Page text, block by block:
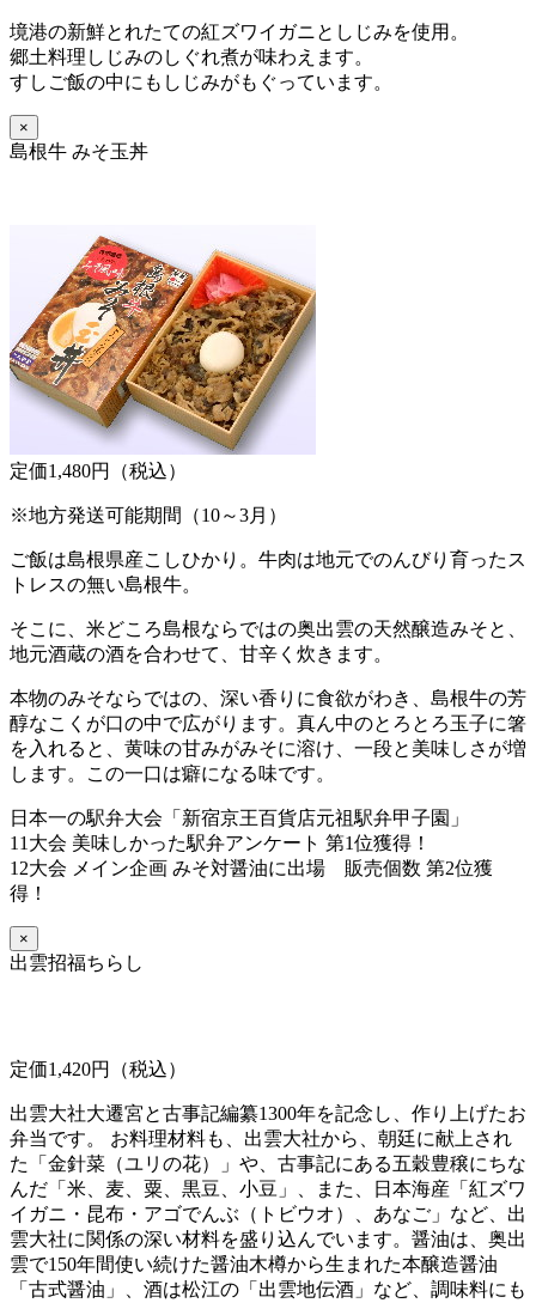
境港の新鮮とれたての紅ズワイガニとしじみを使用。
郷土料理しじみのしぐれ煮が味わえます。
すしご飯の中にもしじみがもぐっています。
×
島根牛 みそ玉丼
定価1,480円（税込）
※地方発送可能期間（10～3月）
ご飯は島根県産こしひかり。牛肉は地元でのんびり育ったス
トレスの無い島根牛。
そこに、米どころ島根ならではの奥出雲の天然醸造みそと、
地元酒蔵の酒を合わせて、甘辛く炊きます。
本物のみそならではの、深い香りに食欲がわき、島根牛の芳
醇なこくが口の中で広がります。真ん中のとろとろ玉子に箸
を入れると、黄味の甘みがみそに溶け、一段と美味しさが増
します。この一口は癖になる味です。
日本一の駅弁大会「新宿京王百貨店元祖駅弁甲子園」
11大会 美味しかった駅弁アンケート 第1位獲得！
12大会 メイン企画 みそ対醤油に出場 販売個数 第2位獲
得！
×
出雲招福ちらし
定価1,420円（税込）
出雲大社大遷宮と古事記編纂1300年を記念し、作り上げたお
弁当です。 お料理材料も、出雲大社から、朝廷に献上され
た「金針菜（ユリの花）」や、古事記にある五穀豊穣にちな
んだ「米、麦、粟、黒豆、小豆」、また、日本海産「紅ズワ
イガニ・昆布・アゴでんぶ（トビウオ）、あなご」など、出
雲大社に関係の深い材料を盛り込んでいます。醤油は、奥出
雲で150年間使い続けた醤油木樽から生まれた本醸造醤油
「古式醤油」、酒は松江の「出雲地伝酒」など、調味料にも